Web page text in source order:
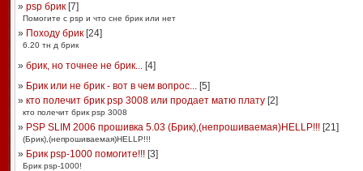
» psp брик[7]
Помогите с psp и что сне брик или нет
» Походу брик[24]
6.20 тн д брик
» брик, но точнее не брик...[4]
» Брик или не брик - вот в чем вопрос...[5]
» кто полечит брик psp 3008 или продает матю плату[2]
кто полечит брик psp 3008
» PSP SLIM 2006 прошивка 5.03 (Брик),(непрошиваемая)HELLP!!![21]
(Брик),(непрошиваемая)HELLP!!!
» Брик psp-1000 помогите!!![3]
Брик psp-1000!